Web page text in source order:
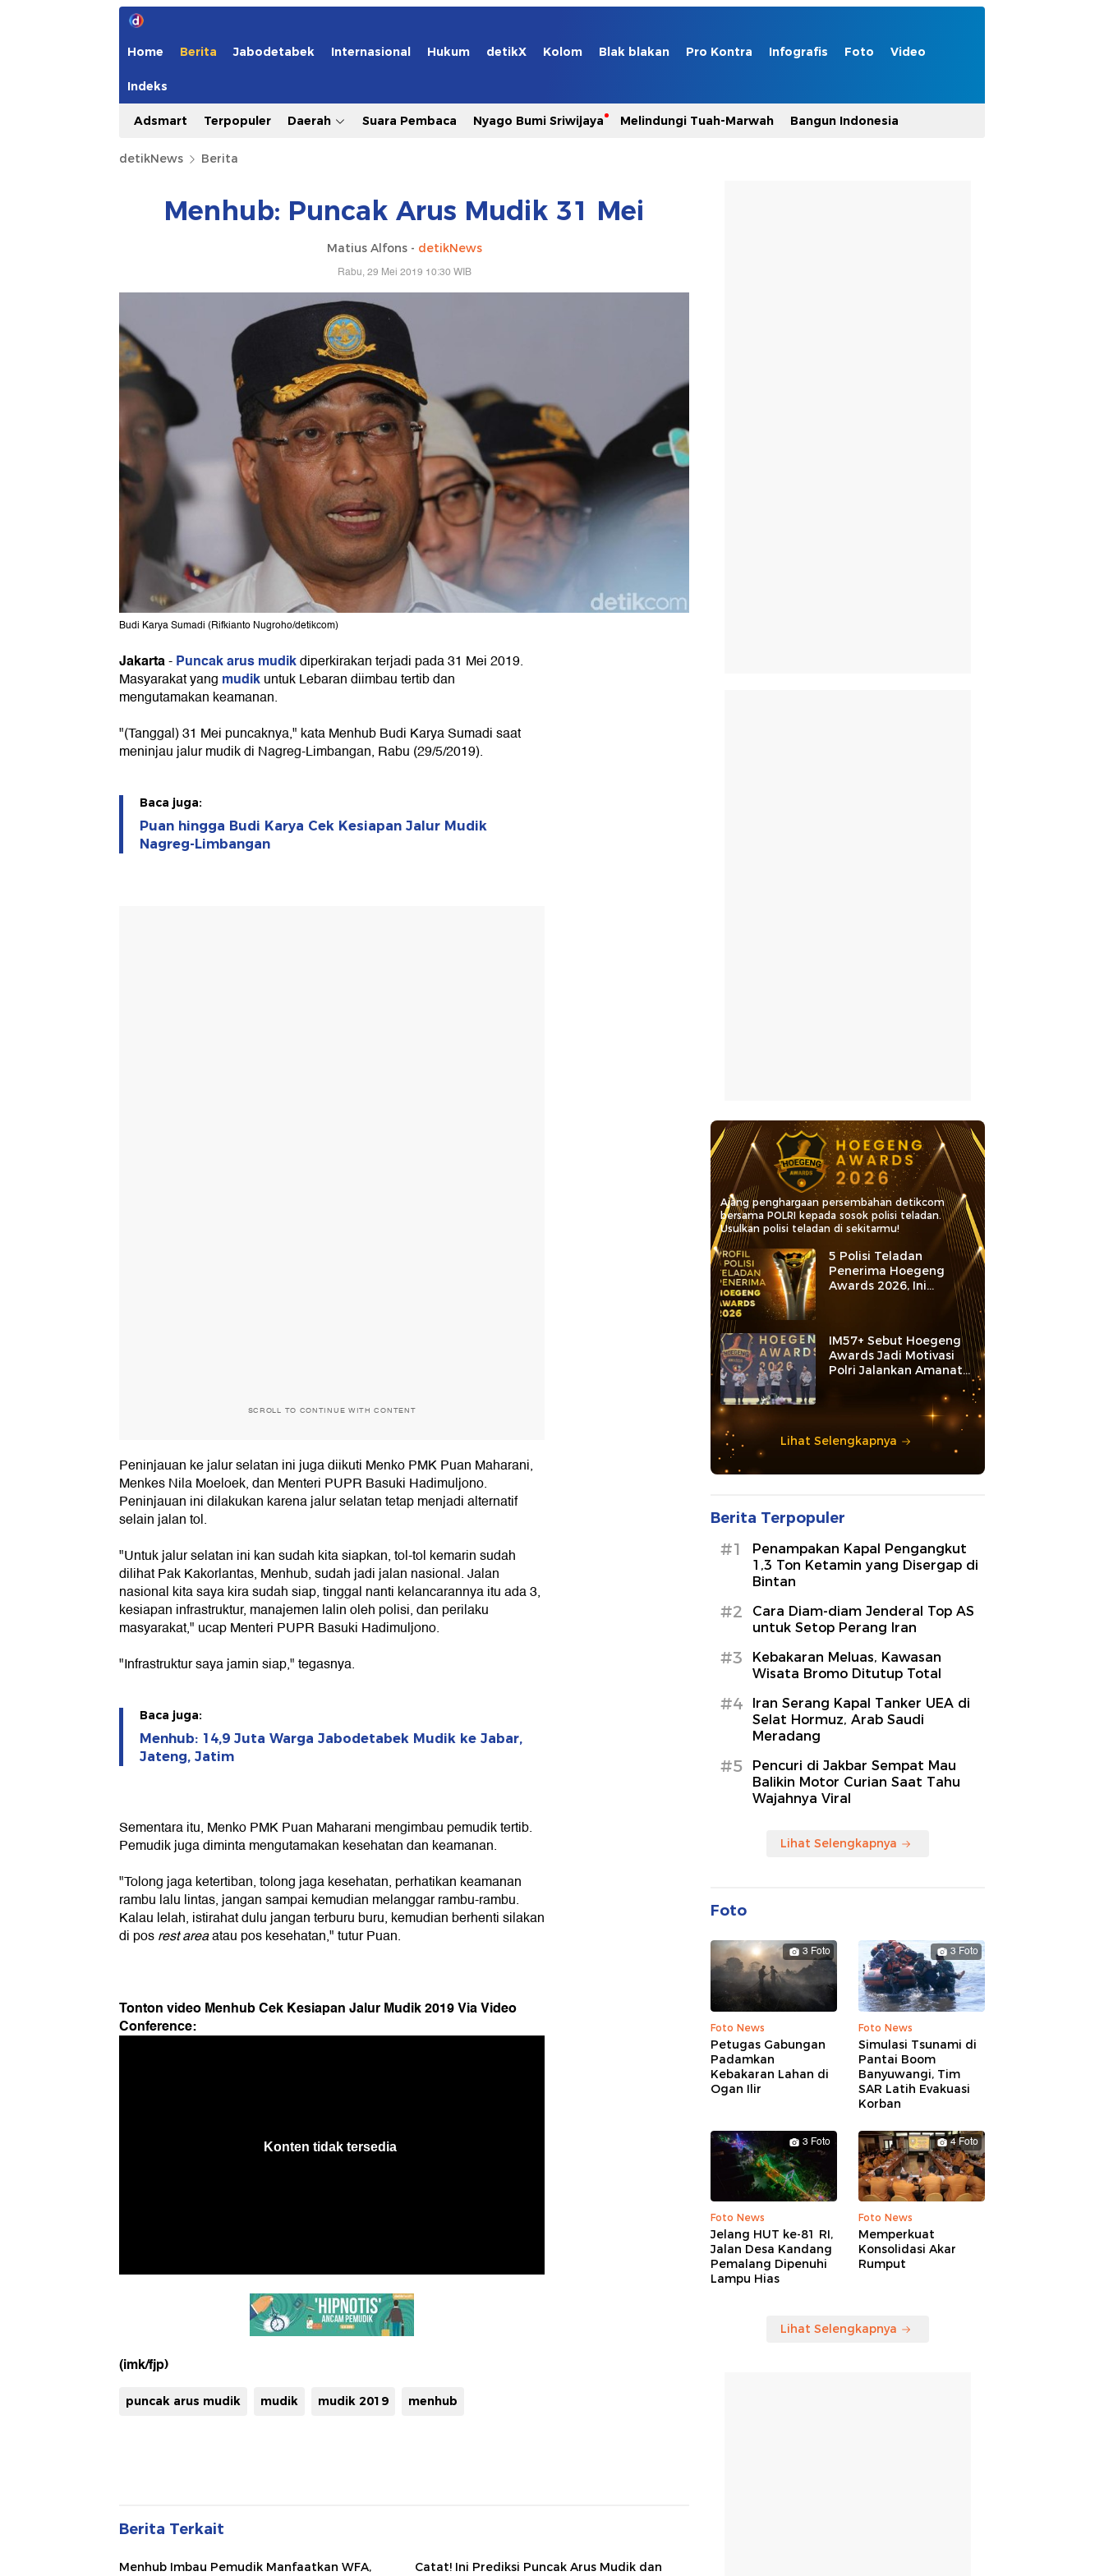
Home Berita Jabodetabek Internasional Hukum detikX Kolom Blak blakan Pro Kontra Infografis Foto Video
Indeks
Adsmart Terpopuler Daerah Suara Pembaca Nyago Bumi Sriwijaya Melindungi Tuah-Marwah Bangun Indonesia
detikNews Berita
Menhub: Puncak Arus Mudik 31 Mei
Matius Alfons - detikNews
Rabu, 29 Mei 2019 10:30 WIB
Budi Karya Sumadi (Rifkianto Nugroho/detikcom)
Jakarta-Puncak arus mudikdiperkirakan terjadi pada 31 Mei 2019.
Masyarakat yang mudikuntuk Lebaran diimbau tertib dan
mengutamakan keamanan.
"(Tanggal) 31 Mei puncaknya," kata Menhub Budi Karya Sumadi saat
meninjau jalur mudik di Nagreg-Limbangan, Rabu (29/5/2019).
Baca juga:
Puan hingga Budi Karya Cek Kesiapan Jalur Mudik
Nagreg-Limbangan
SCROLL TO CONTINUE WITH CONTENT
Peninjauan ke jalur selatan ini juga diikuti Menko PMK Puan Maharani,
Menkes Nila Moeloek, dan Menteri PUPR Basuki Hadimuljono.
Peninjauan ini dilakukan karena jalur selatan tetap menjadi alternatif
selain jalan tol.
"Untuk jalur selatan ini kan sudah kita siapkan, tol-tol kemarin sudah
dilihat Pak Kakorlantas, Menhub, sudah jadi jalan nasional. Jalan
nasional kita saya kira sudah siap, tinggal nanti kelancarannya itu ada 3,
kesiapan infrastruktur, manajemen lalin oleh polisi, dan perilaku
masyarakat," ucap Menteri PUPR Basuki Hadimuljono.
"Infrastruktur saya jamin siap," tegasnya.
Baca juga:
Menhub: 14,9 Juta Warga Jabodetabek Mudik ke Jabar,
Jateng, Jatim
Sementara itu, Menko PMK Puan Maharani mengimbau pemudik tertib.
Pemudik juga diminta mengutamakan kesehatan dan keamanan.
"Tolong jaga ketertiban, tolong jaga kesehatan, perhatikan keamanan
rambu lalu lintas, jangan sampai kemudian melanggar rambu-rambu.
Kalau lelah, istirahat dulu jangan terburu buru, kemudian berhenti silakan
di posrest areaatau pos kesehatan," tutur Puan.
Tonton video Menhub Cek Kesiapan Jalur Mudik 2019 Via Video
Conference:
(imk/fjp)
puncak arus mudik mudik mudik 2019 menhub
Berita Terkait
Menhub Imbau Pemudik Manfaatkan WFA,
Catat! Ini Prediksi Puncak Arus Mudik dan
Ajang penghargaan persembahan detikcom
bersama POLRI kepada sosok polisi teladan.
Usulkan polisi teladan di sekitarmu!
5 Polisi Teladan
Penerima Hoegeng
Awards 2026, Ini
Kategori dan Kiprahnya
IM57+ Sebut Hoegeng
Awards Jadi Motivasi
Polri Jalankan Amanat
Lihat Selengkapnya
Berita Terpopuler
#1
Penampakan Kapal Pengangkut
1,3 Ton Ketamin yang Disergap di
Bintan
#2
Cara Diam-diam Jenderal Top AS
untuk Setop Perang Iran
#3
Kebakaran Meluas, Kawasan
Wisata Bromo Ditutup Total
#4
Iran Serang Kapal Tanker UEA di
Selat Hormuz, Arab Saudi
Meradang
#5
Pencuri di Jakbar Sempat Mau
Balikin Motor Curian Saat Tahu
Wajahnya Viral
Lihat Selengkapnya
Foto
3 Foto
Foto News
Petugas Gabungan
Padamkan
Kebakaran Lahan di
Ogan Ilir
3 Foto
Foto News
Simulasi Tsunami di
Pantai Boom
Banyuwangi, Tim
SAR Latih Evakuasi
Korban
3 Foto
Foto News
Jelang HUT ke-81 RI,
Jalan Desa Kandang
Pemalang Dipenuhi
Lampu Hias
4 Foto
Foto News
Memperkuat
Konsolidasi Akar
Rumput
Lihat Selengkapnya